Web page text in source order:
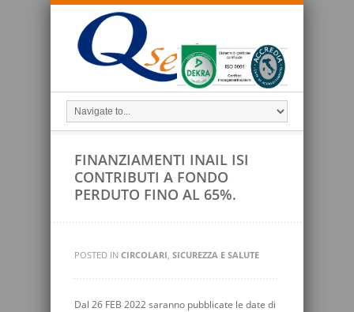
FINANZIAMENTI INAIL ISI
CONTRIBUTI A FONDO
PERDUTO FINO AL 65%.
POSTED IN CIRCOLARI, SICUREZZA E SALUTE
Dal 26 FEB 2022 saranno pubblicate le date di